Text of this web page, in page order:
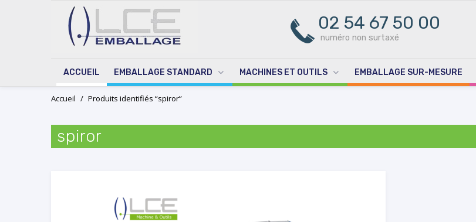
02 54 67 50 00
numéro non surtaxé
ACCUEIL EMBALLAGE STANDARD MACHINES ET OUTILS EMBALLAGE SUR-MESURE
Skip
Accueil / Produits identifiés “spiror”
spiror